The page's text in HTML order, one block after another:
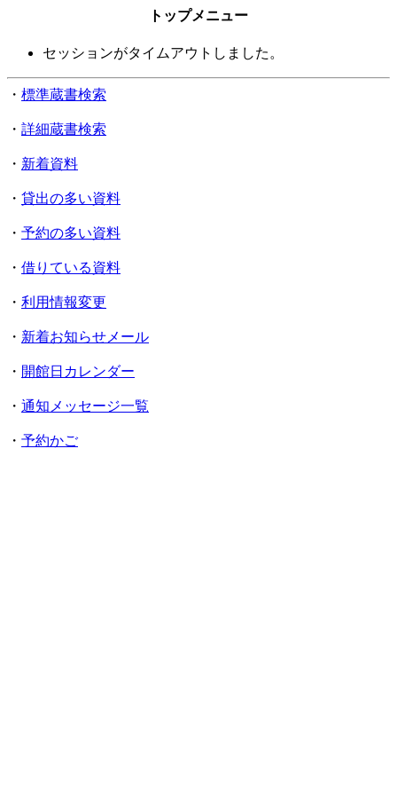
トップメニュー
セッションがタイムアウトしました。
・ 標準蔵書検索
・ 詳細蔵書検索
・ 新着資料
・ 貸出の多い資料
・ 予約の多い資料
・ 借りている資料
・ 利用情報変更
・ 新着お知らせメール
・ 開館日カレンダー
・ 通知メッセージ一覧
・ 予約かご